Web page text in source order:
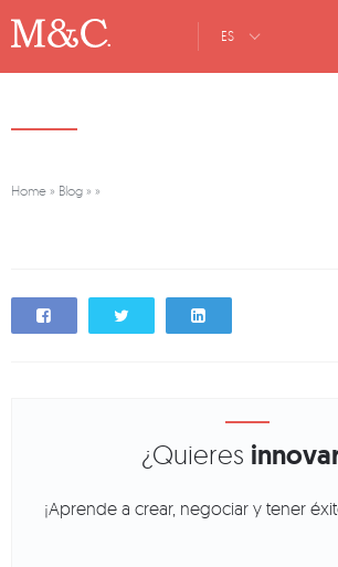
ES
Home » Blog » »
¿Quieres
¡Aprende a crear, negociar y tener